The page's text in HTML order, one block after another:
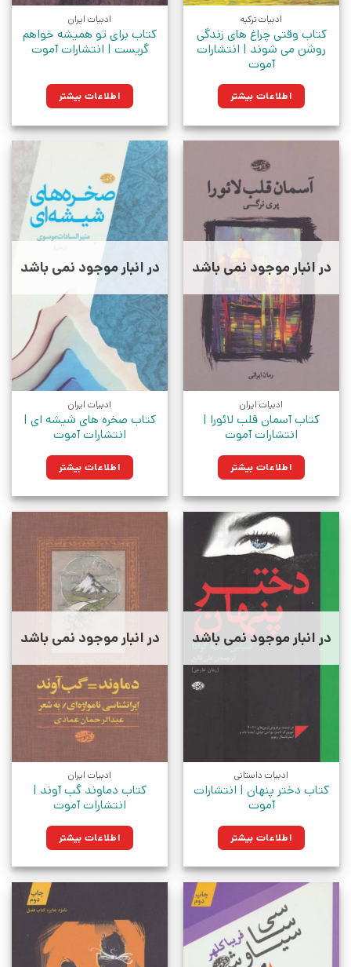
ادبیات ترکیه
کتاب وقتی چراغ های زندگی
روشن می شوند | انتشارات
آموت
اطلاعات بیشتر
ادبیات ایران
کتاب برای تو همیشه خواهم
گریست | انتشارات آموت
اطلاعات بیشتر
در انبار موجود نمی باشد
ادبیات ایران
کتاب آسمان قلب لائورا |
انتشارات آموت
اطلاعات بیشتر
در انبار موجود نمی باشد
ادبیات ایران
کتاب صخره های شیشه ای |
انتشارات آموت
اطلاعات بیشتر
در انبار موجود نمی باشد
ادبیات داستانی
کتاب دختر پنهان | انتشارات
آموت
اطلاعات بیشتر
در انبار موجود نمی باشد
ادبیات ایران
کتاب دماوند گب آوند |
انتشارات آموت
اطلاعات بیشتر